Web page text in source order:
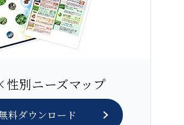
別ニーズマップ
料ダウンロード